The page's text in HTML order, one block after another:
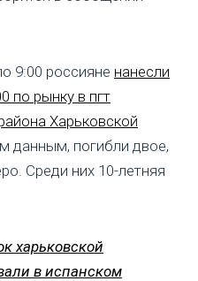
9:00 россияне нанесли
по рынку в пгт
Харьковской
данным, погибли двое,
Среди них 10-летняя
харьковской
в испанском